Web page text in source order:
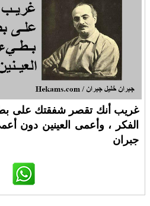
غريب أنك تقصر شفقتك على
الفكر ، وأعمى العينين دون
جبران